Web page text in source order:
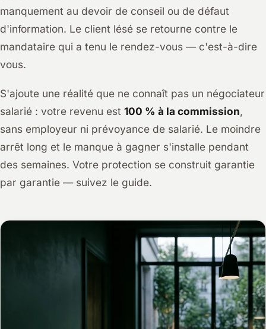
manquement au devoir de conseil ou de défaut
d'information. Le client lésé se retourne contre le
mandataire qui a tenu le rendez-vous — c'est-à-dire
vous.
S'ajoute une réalité que ne connaît pas un négociateur
salarié : votre revenu est 100 % à la commission,
sans employeur ni prévoyance de salarié. Le moindre
arrêt long et le manque à gagner s'installe pendant
des semaines. Votre protection se construit garantie
par garantie — suivez le guide.